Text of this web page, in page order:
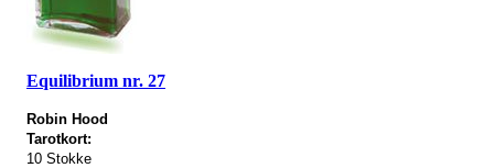
Equilibrium nr. 27
Robin Hood
Tarotkort:
10 Stokke